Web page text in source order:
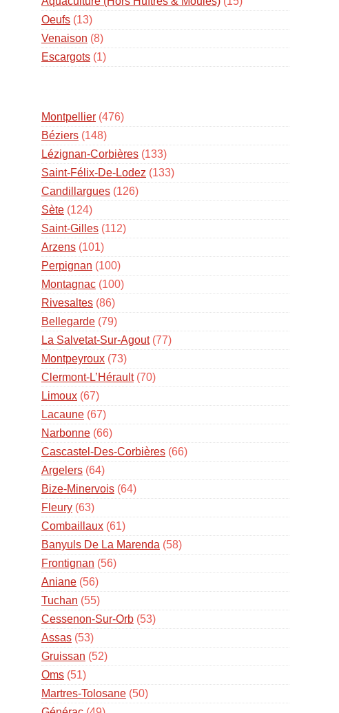
Oeufs (13)
Venaison (8)
Escargots (1)
Montpellier (476)
Béziers (148)
Lézignan-Corbières (133)
Saint-Félix-De-Lodez (133)
Candillargues (126)
Sète (124)
Saint-Gilles (112)
Arzens (101)
Perpignan (100)
Montagnac (100)
Rivesaltes (86)
Bellegarde (79)
La Salvetat-Sur-Agout(77)
Montpeyroux (73)
Clermont-L’Hérault(70)
Limoux (67)
Lacaune (67)
Narbonne (66)
Cascastel-Des-Corbières (66)
Argelers (64)
Bize-Minervois (64)
Fleury (63)
Combaillaux (61)
Banyuls De La Marenda (58)
Frontignan (56)
Aniane (56)
Tuchan (55)
Cessenon-Sur-Orb (53)
Assas (53)
Gruissan (52)
Oms (51)
Martres-Tolosane (50)